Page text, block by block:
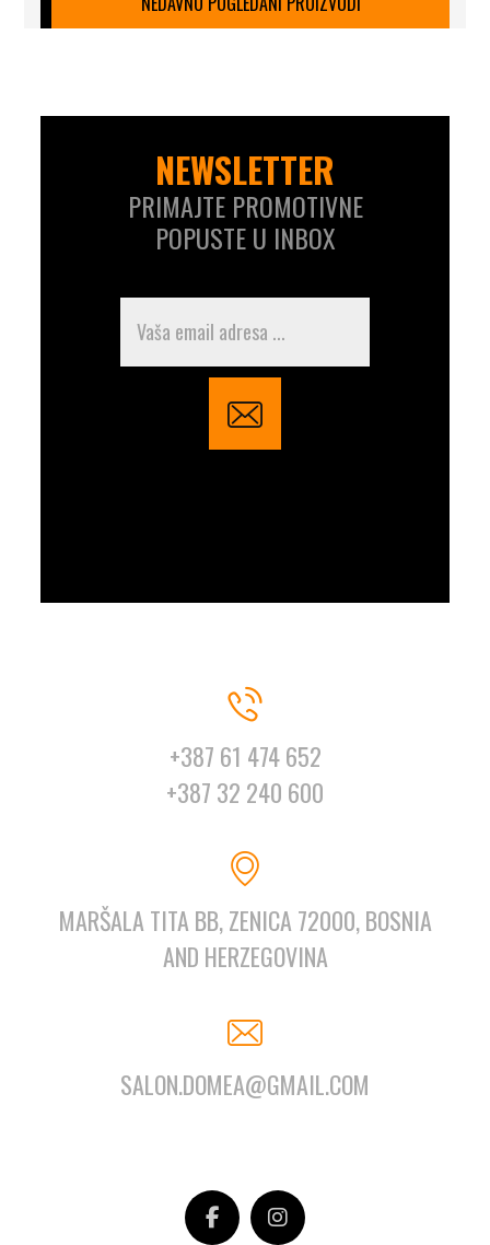
NEWSLETTER
PRIMAJTE PROMOTIVNE
POPUSTE U INBOX
+387 61 474 652
+387 32 240 600
MARŠALA TITA BB, ZENICA 72000, BOSNIA
AND HERZEGOVINA
SALON.DOMEA@GMAIL.COM